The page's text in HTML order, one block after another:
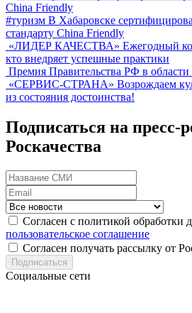
#туризм В Хабаровске
стандарту China Friendly
«ЛИДЕР КАЧЕСТВА» Ежегодный
кто внедряет успешные практики
Премия Правительства РФ в области
«СЕРВИС-СТРАНА» Возрождаем
из состояния достоинства!
Подписаться на пресс-
Роскачества
Согласен с политикой обработки
пользовательское соглашение
Согласен получать рассылку от
Подписаться
Социальные сети